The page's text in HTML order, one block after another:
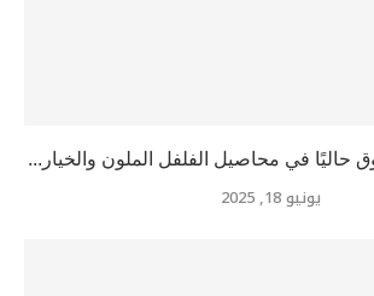
حاليًا في محاصيل الفلفل الملون والخيار...
يونيو 18, 2025